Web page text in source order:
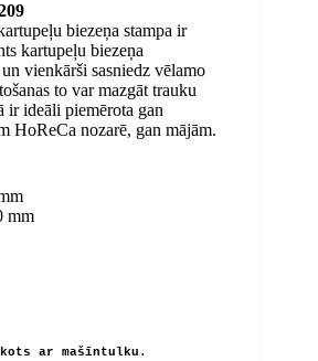
biezeņa stampa ir
kartupeļu biezeņa
vienkārši sasniedz vēlamo
to var mazgāt trauku
ir ideāli piemērota gan
HoReCa nozarē, gan mājām.
mm
ar mašīntulku.